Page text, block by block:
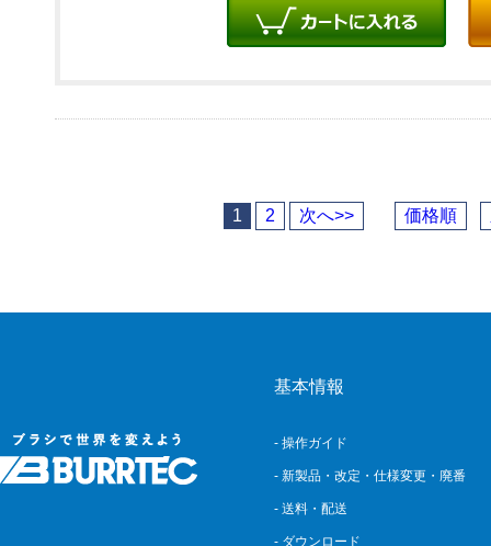
1 2 次へ>> 価格順
基本情報
- 操作ガイド
- 新製品・改定・仕様変更・廃番
- 送料・配送
- ダウンロード